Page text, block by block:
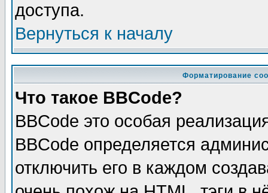
доступа.
Вернуться к началу
Форматирование
Что такое BBCode?
BBCode это особая
BBCode определяется
отключить его в каждом